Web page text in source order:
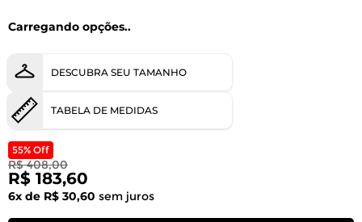
Carregando opções..
DESCUBRA SEU TAMANHO
TABELA DE MEDIDAS
55% Off
R$ 408,00
R$ 183,60
6x de R$ 30,60 sem juros